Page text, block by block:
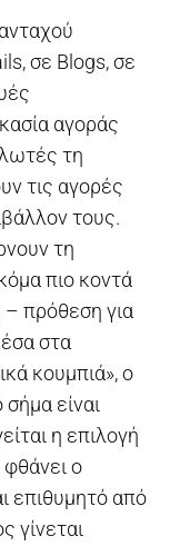
σε Blogs, σε
αγοράς
τη
τις αγορές
τους.
τη
πιο κοντά
πρόθεση για
στα
κουμπιά», ο
είναι
η επιλογή
ο
επιθυμητό από
γίνεται